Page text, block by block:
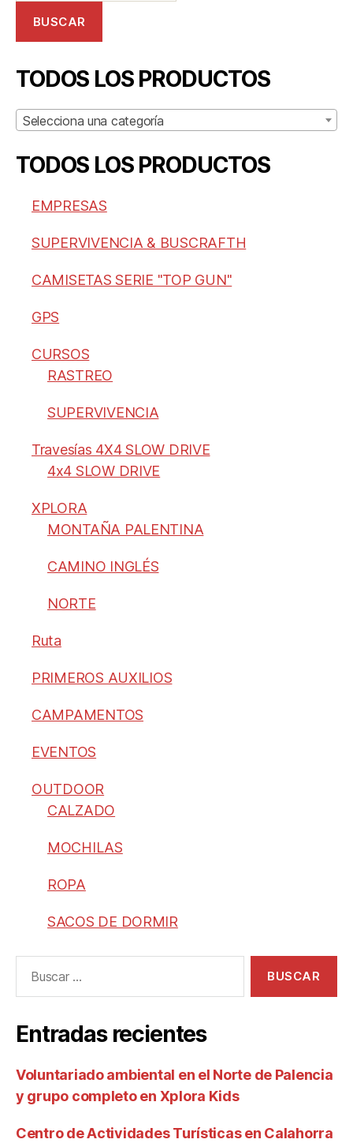
BUSCAR
TODOS LOS PRODUCTOS
Selecciona una categoría
TODOS LOS PRODUCTOS
EMPRESAS
SUPERVIVENCIA & BUSCRAFTH
CAMISETAS SERIE "TOP GUN"
GPS
CURSOS
RASTREO
SUPERVIVENCIA
Travesías 4X4 SLOW DRIVE
4x4 SLOW DRIVE
XPLORA
MONTAÑA PALENTINA
CAMINO INGLÉS
NORTE
Ruta
PRIMEROS AUXILIOS
CAMPAMENTOS
EVENTOS
OUTDOOR
CALZADO
MOCHILAS
ROPA
SACOS DE DORMIR
Entradas recientes
Voluntariado ambiental en el Norte de Palencia
y grupo completo en Xplora Kids
Centro de Actividades Turísticas en Calahorra